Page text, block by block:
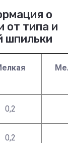
о
от типа и
шпильки
0,2
0,2